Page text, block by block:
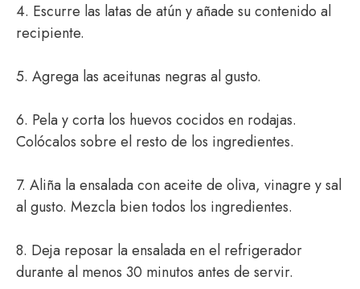
4. Escurre las latas de atún y añade su contenido al
recipiente.
5. Agrega las aceitunas negras al gusto.
6. Pela y corta los huevos cocidos en rodajas.
Colócalos sobre el resto de los ingredientes.
7. Aliña la ensalada con aceite de oliva, vinagre y sal
al gusto. Mezcla bien todos los ingredientes.
8. Deja reposar la ensalada en el refrigerador
durante al menos 30 minutos antes de servir.